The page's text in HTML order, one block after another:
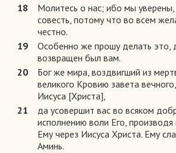
18
Молитесь о нас; ибо мы
совесть, потому что во всем
честно.
19
Особенно же прошу делать это,
возвращен был вам.
20
Бог же мира, воздвигший из
великого Кровию завета
Иисуса [Христа],
21
да усовершит вас во всяком
исполнению воли Его, производя
Ему через Иисуса Христа. Ему
Аминь.